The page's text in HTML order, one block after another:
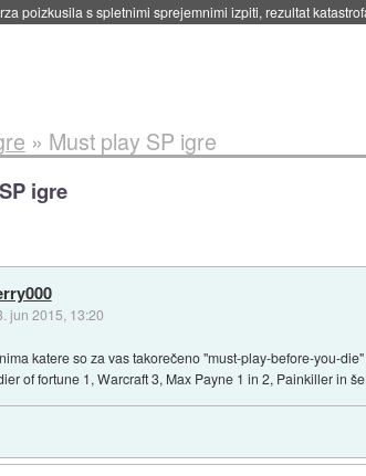
agencija razvija svojo raketo za večkratno uporabo::4.
» Must play SP igre
igre
jun 2015, 13:20
katere so za vas takorečeno "must-play-before-you-
of fortune 1, Warcraft 3, Max Payne 1 in 2, Painkiller in